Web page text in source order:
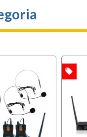
OFFERTA local_offer